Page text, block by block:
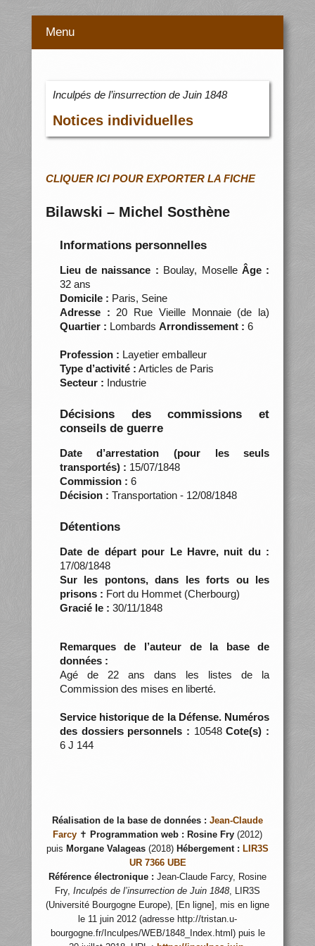
Menu
Inculpés de l’insurrection de Juin 1848
Notices individuelles
CLIQUER ICI POUR EXPORTER LA FICHE
Bilawski – Michel Sosthène
Informations personnelles
Lieu de naissance : Boulay, MoselleÂge :
32 ans
Domicile : Paris, Seine
Adresse : 20 Rue Vieille Monnaie (de la)
Quartier : Lombards Arrondissement : 6
Profession : Layetier emballeur
Type d’activité : Articles de Paris
Secteur : Industrie
Décisions des commissions et
conseils de guerre
Date d’arrestation (pour les seuls
transportés) : 15/07/1848
Commission : 6
Décision : Transportation - 12/08/1848
Détentions
Date de départ pour Le Havre, nuit du :
17/08/1848
Sur les pontons, dans les forts ou les
prisons : Fort du Hommet (Cherbourg)
Gracié le : 30/11/1848
Remarques de l’auteur de la base de
données :
Agé de 22 ans dans les listes de la
Commission des mises en liberté.
Service historique de la Défense. Numéros
des dossiers personnels : 10548Cote(s) :
6 J 144
Réalisation de la base de données : Jean-Claude
Farcy ✝ Programmation web : Rosine Fry (2012)
puis Morgane Valageas (2018) Hébergement : LIR3S
UR 7366 UBE
Référence électronique : Jean-Claude Farcy, Rosine
Fry, Inculpés de l’insurrection de Juin 1848, LIR3S
(Université Bourgogne Europe), [En ligne], mis en ligne
le 11 juin 2012 (adresse http://tristan.u-
bourgogne.fr/Inculpes/WEB/1848_Index.html) puis le